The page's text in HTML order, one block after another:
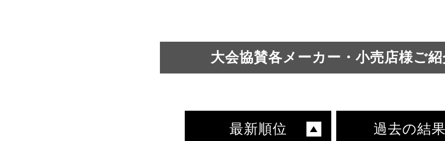
大会協賛各メーカー・小売店様ご
最新順位 過去の結